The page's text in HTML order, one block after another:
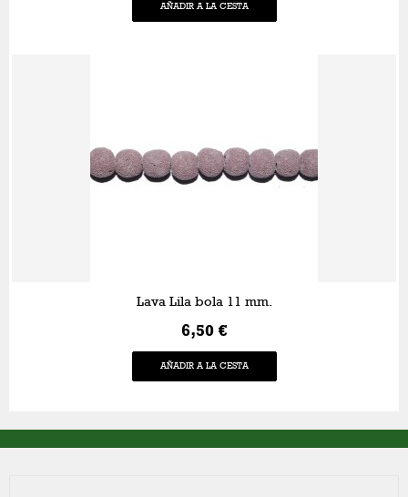
AÑADIR A LA CESTA
Lava Lila bola 11 mm.
6,50 €
AÑADIR A LA CESTA